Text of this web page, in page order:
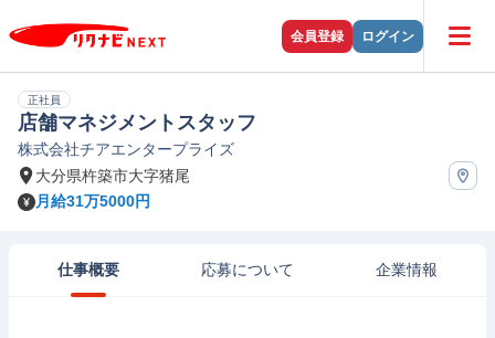
会員登録 ログイン
正社員
店舗マネジメントスタッフ
株式会社チアエンタープライズ
大分県杵築市大字猪尾
月給31万5000円
仕事概要 応募について 企業情報